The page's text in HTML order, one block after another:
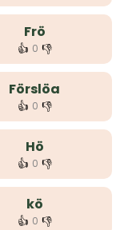
Frö
👍 0 👎
Förslöa
👍 0 👎
Hö
👍 0 👎
kö
👍 0 👎